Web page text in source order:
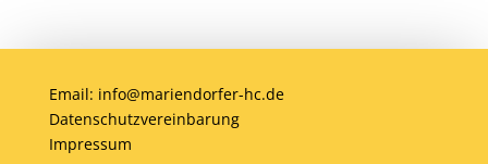
Email: info@mariendorfer-hc.de
Datenschutzvereinbarung
Impressum